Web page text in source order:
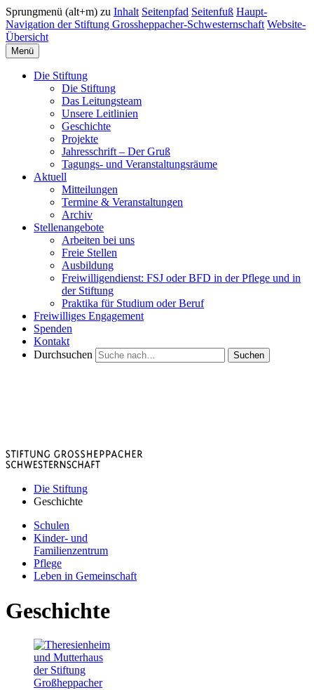
Sprungmenü (alt+m) zu Inhalt Seitenpfad Seitenfuß Haupt-
Navigation der Stiftung Grossheppacher-Schwesternschaft Website-
Übersicht
Menü
Die Stiftung
Die Stiftung
Das Leitungsteam
Unsere Leitlinien
Geschichte
Projekte
Jahresschrift – Der Gruß
Tagungs- und Veranstaltungsräume
Aktuell
Mitteilungen
Termine & Veranstaltungen
Archiv
Stellenangebote
Arbeiten bei uns
Freie Stellen
Ausbildung
Freiwilligendienst: FSJ oder BFD in der Pflege und in
der Stiftung
Praktika für Studium oder Beruf
Freiwilliges Engagement
Spenden
Kontakt
Durchsuchen
Suchen
Die Stiftung
Geschichte
Schulen
Kinder- und
Familienzentrum
Pflege
Leben in Gemeinschaft
Geschichte